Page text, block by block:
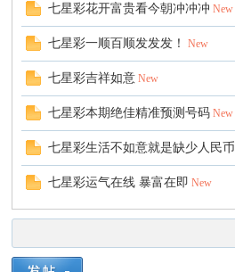
七星彩花开富贵看今朝冲冲冲 New
七星彩一顺百顺发发发！ New
七星彩吉祥如意 New
七星彩本期绝佳精准预测号码 New
七星彩生活不如意就是缺少人民币
七星彩运气在线 暴富在即 New